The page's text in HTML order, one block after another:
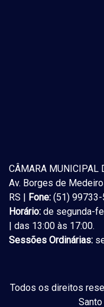
CÂMARA MUNICIPAL
Av. Borges de
RS | Fone: (51)
Horário: de segunda-
| das 13:00 às 17:00.
Sessões Ordinárias:
Todos os direitos